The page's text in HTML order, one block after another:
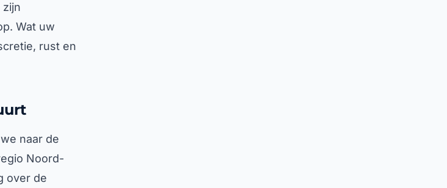
zijn
Wat uw
rust en
naar de
Noord-
over de